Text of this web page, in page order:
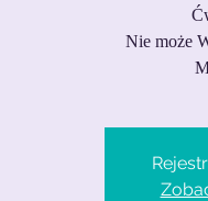
Nie może